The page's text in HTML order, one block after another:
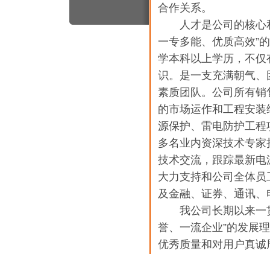
合作关系。
人才是公司的核心
一专多能、优质高效”
学本科以上学历，不
识。是一支充满朝气
素质团队。公司所有
的市场运作和工程安
源保护、雷电防护工
多名业内资深技术专
技术交流，跟踪最新
大力支持和公司全体
及金融、证券、通讯
我公司长期以来一
誉、一流企业”的发展
优秀质量和对用户真